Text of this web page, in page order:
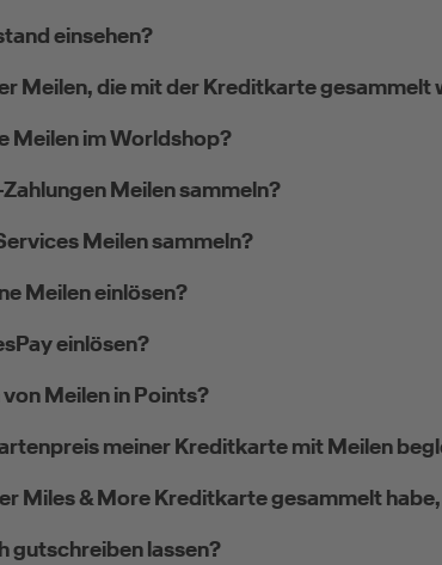
einsehen?
Meilen, die mit der Kreditkarte gesammelt
Meilen im Worldshop?
Meilen sammeln?
Meilen sammeln?
Meilen einlösen?
einlösen?
Meilen in Points?
meiner Kreditkarte mit Meilen
Miles & More Kreditkarte gesammelt
gutschreiben lassen?